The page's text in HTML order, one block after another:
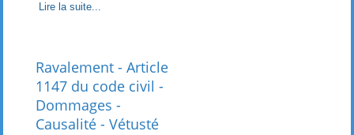
Lire la suite...
Ravalement - Article
1147 du code civil -
Dommages -
Causalité - Vétusté